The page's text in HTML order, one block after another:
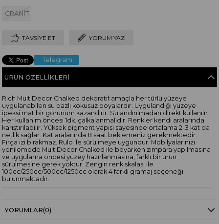
GRANİT
TAVSIYE ET YORUM YAZ
Telegram
ÜRÜN ÖZELLIKLERI
Rich MultiDecor Chalked dekoratif amaçla her türlü yüzeye
uygulanabilen su bazlı kokusuz boyalardır. Uygulandığı yüzeye
ipeksi mat bir görünüm kazandırır. Sulandırılmadan direkt kullanılır.
Her kullanım öncesi 1dk. çalkalanmalıdır. Renkler kendi aralarında
karıştırılabilir. Yüksek pigment yapısı sayesinde ortalama 2-3 kat da
netlik sağlar. Kat aralarında 8 saat beklemeniz gerekmektedir.
Fırça izi bırakmaz. Rulo ile sürülmeye uygundur. Mobilyalarınızı
yenilemede MultiDecor Chalked ile boyarken zımpara yapılmasına
ve uygulama öncesi yüzey hazırlanmasına, farklı bir ürün
sürülmesine gerek yoktur. Zengin renk skalası ile
100cc/250cc/500cc/1250cc olarak 4 farklı gramaj seçeneği
bulunmaktadır.
YORUMLAR(0)